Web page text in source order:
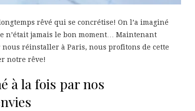
rêvé qui se concrétise! On l’a imaginé
n’était jamais le bon moment… Maintenant
réinstaller à Paris, nous profitons de cette
notre rêve!
à la fois par nos